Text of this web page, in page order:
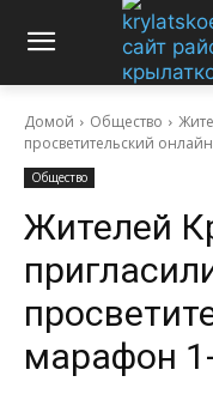
Домой Общество
просветительский
Общество
Жителей
марафон